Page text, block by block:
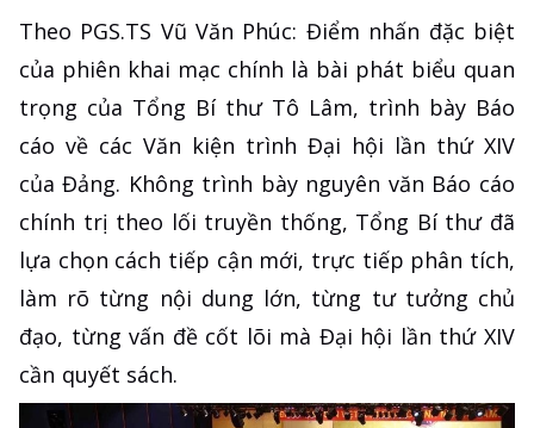
Theo PGS.TS Vũ Văn Phúc: Điểm nhấn đặc biệt
của phiên khai mạc chính là bài phát biểu quan
trọng của Tổng Bí thư Tô Lâm, trình bày Báo
cáo về các Văn kiện trình Đại hội lần thứ XIV
của Đảng. Không trình bày nguyên văn Báo cáo
chính trị theo lối truyền thống, Tổng Bí thư đã
lựa chọn cách tiếp cận mới, trực tiếp phân tích,
làm rõ từng nội dung lớn, từng tư tưởng chủ
đạo, từng vấn đề cốt lõi mà Đại hội lần thứ XIV
cần quyết sách.